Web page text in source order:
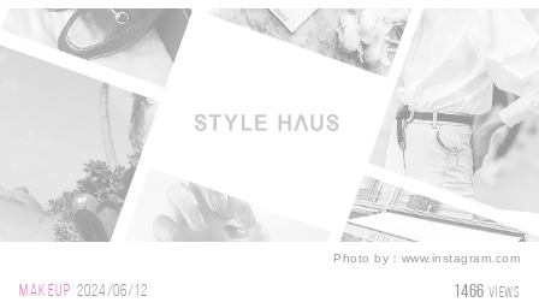
Photo by： www.instagram.com
MAKEUP 2024/06/12 1466 VIEWS